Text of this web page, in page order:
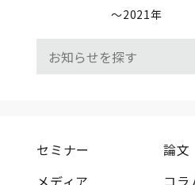
～2021年
セミナー
論文
メディア
コラ